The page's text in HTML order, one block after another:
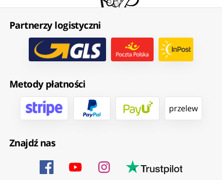
Partnerzy logistyczni
Metody płatności
przelew
Znajdź nas